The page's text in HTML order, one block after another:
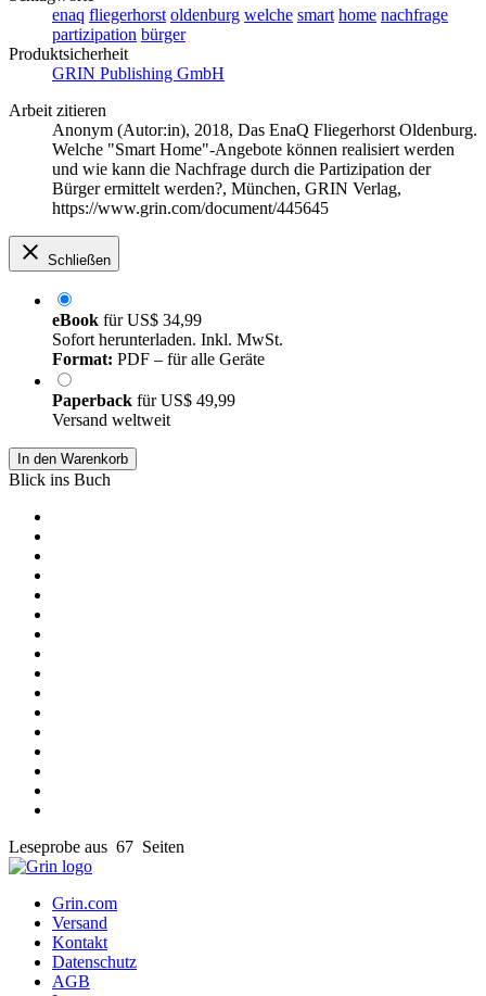
enaq fliegerhorst oldenburg welche smart home nachfrage
partizipation bürger
Produktsicherheit
GRIN Publishing GmbH
Arbeit zitieren
Anonym (Autor:in), 2018, Das EnaQ Fliegerhorst Oldenburg.
Welche "Smart Home"-Angebote können realisiert werden
und wie kann die Nachfrage durch die Partizipation der
Bürger ermittelt werden?, München, GRIN Verlag,
https://www.grin.com/document/445645
Schließen
eBook fürUS$ 34,99
Sofort herunterladen. Inkl. MwSt.
Format: PDF – für alle Geräte
Paperback fürUS$ 49,99
Versand weltweit
In den Warenkorb
Blick ins Buch
Leseprobe aus 67 Seiten
Grin.com
Versand
Kontakt
Datenschutz
AGB